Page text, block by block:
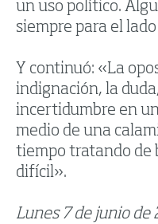
un uso político.
siempre para el
Y continuó: «La
indignación, la
incertidumbre en
medio de una
tiempo tratando de
difícil».
Lunes 7 de junio de